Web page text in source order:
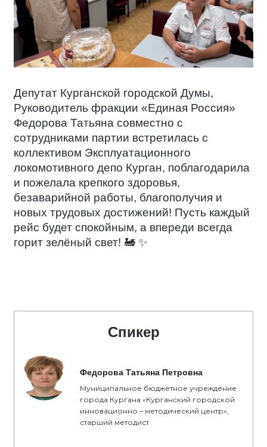
Депутат Курганской городской Думы,
Руководитель фракции «Единая Россия»
Федорова Татьяна совместно с
сотрудниками партии встретилась с
коллективом Эксплуатационного
локомотивного депо Курган, поблагодарила
и пожелала крепкого здоровья,
безаварийной работы, благополучия и
новых трудовых достижений! Пусть каждый
рейс будет спокойным, а впереди всегда
горит зелёный свет! 🚂 ✨
Спикер
Федорова Татьяна Петровна
Муниципальное бюджетное учреждение
города Кургана «Курганский городской
инновационно – методический центр»,
старший методист